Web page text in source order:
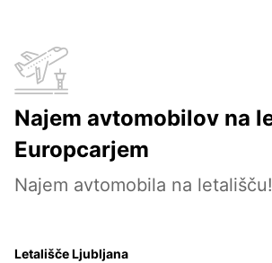
Najem avtomobilov na
Europcarjem
Najem avtomobila na letališču!
Letališče Ljubljana